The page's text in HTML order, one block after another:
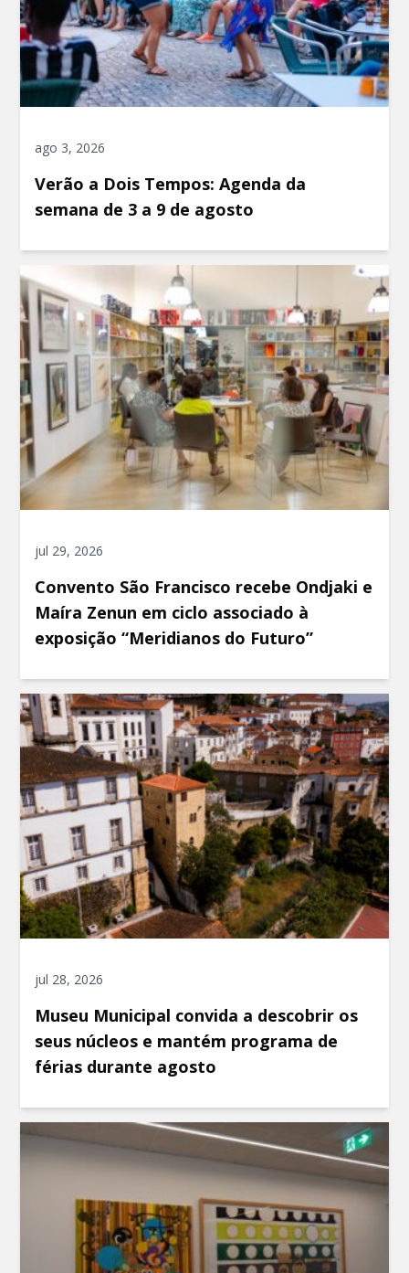
ago 3, 2026
Verão a Dois Tempos: Agenda da
semana de 3 a 9 de agosto
jul 29, 2026
Convento São Francisco recebe Ondjaki e
Maíra Zenun em ciclo associado à
exposição “Meridianos do Futuro”
jul 28, 2026
Museu Municipal convida a descobrir os
seus núcleos e mantém programa de
férias durante agosto